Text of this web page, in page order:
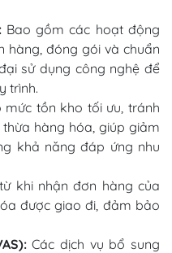
Bao gồm các hoạt động
hàng, đóng gói và chuẩn
sử dụng công nghệ để
trình.
tồn kho tối ưu, tránh
hàng hóa, giúp giảm
khả năng đáp ứng nhu
khi nhận đơn hàng của
được giao đi, đảm bảo
Các dịch vụ bổ sung